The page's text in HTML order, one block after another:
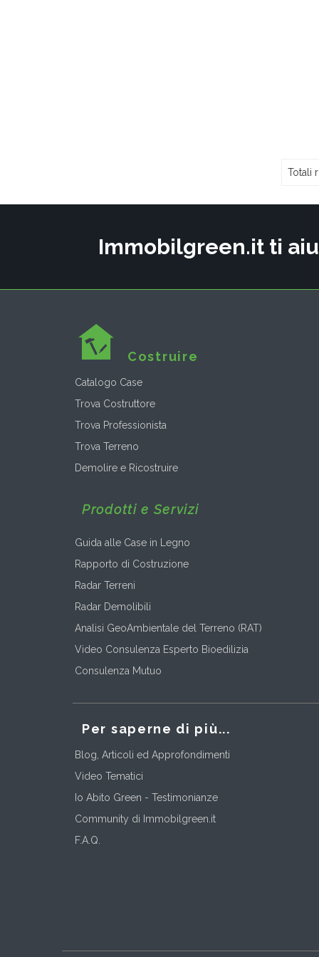
Totali
Immobilgreen.it ti
Costruire
Catalogo Case
Trova Costruttore
Trova Professionista
Trova Terreno
Demolire e Ricostruire
Prodotti e Servizi
Guida alle Case in Legno
Rapporto di Costruzione
Radar Terreni
Radar Demolibili
Analisi GeoAmbientale del Terreno (RAT)
Video Consulenza Esperto Bioedilizia
Consulenza Mutuo
Per saperne di più...
Blog, Articoli ed Approfondimenti
Video Tematici
Io Abito Green - Testimonianze
Community di Immobilgreen.it
F.A.Q.